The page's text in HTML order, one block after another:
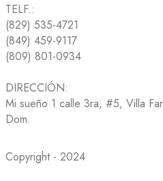
TELF.:
(829) 535-4721
(849) 459-9117
(809) 801-0934
DIRECCIÓN:
Mi sueño 1 calle 3ra, #5, Villa
Dom.
Copyright - 2024